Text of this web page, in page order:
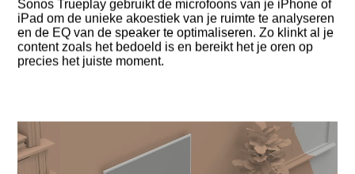
Sonos Trueplay gebruikt de microfoons van je iPhone of
iPad om de unieke akoestiek van je ruimte te analyseren
en de EQ van de speaker te optimaliseren. Zo klinkt al je
content zoals het bedoeld is en bereikt het je oren op
precies het juiste moment.